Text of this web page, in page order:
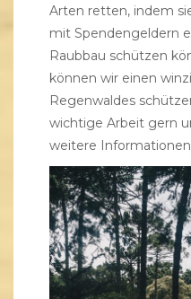
Arten retten, indem
mit Spendengeldern
Raubbau schützen
können wir einen
Regenwaldes
wichtige Arbeit gern
weitere